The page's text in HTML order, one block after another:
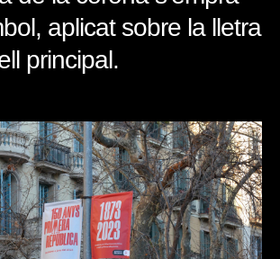
aplicat sobre la lletra
principal.